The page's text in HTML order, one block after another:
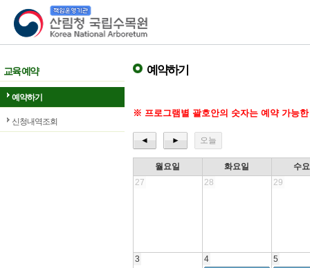
산림청 국립수목원
교육 예약
예약하기
신청내역조회
예약하기
※ 프로그램별 괄호안의 숫자는 예약 가능
◄ ► 오늘
월요일 화요일
수
27
28 29
3 4 5